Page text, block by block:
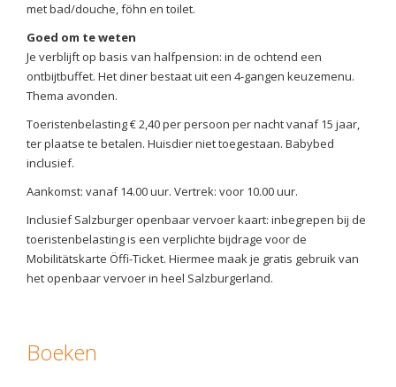
met bad/douche, föhn en toilet.
Goed om te weten
Je verblijft op basis van halfpension: in de ochtend een
ontbijtbuffet. Het diner bestaat uit een 4-gangen keuzemenu.
Thema avonden.
Toeristenbelasting € 2,40 per persoon per nacht vanaf 15 jaar,
ter plaatse te betalen. Huisdier niet toegestaan. Babybed
inclusief.
Aankomst: vanaf 14.00 uur. Vertrek: voor 10.00 uur.
Inclusief Salzburger openbaar vervoer kaart: inbegrepen bij de
toeristenbelasting is een verplichte bijdrage voor de
Mobilitätskarte Öffi-Ticket. Hiermee maak je gratis gebruik van
het openbaar vervoer in heel Salzburgerland.
Boeken